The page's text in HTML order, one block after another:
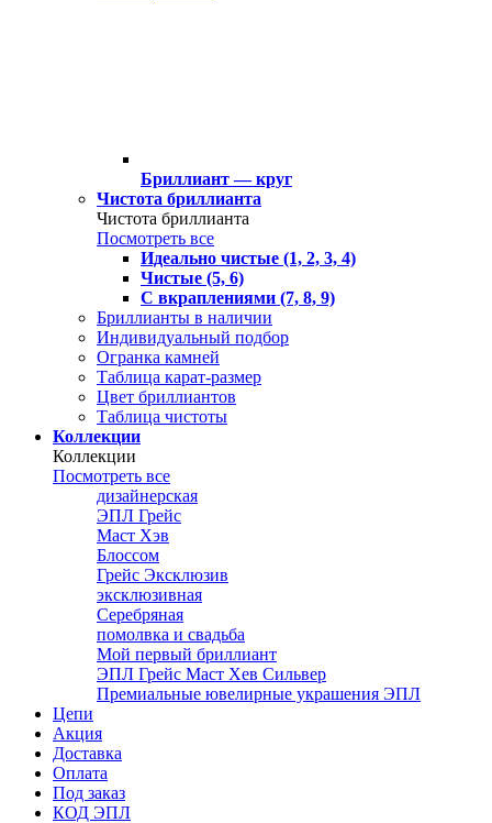
Бриллиант — круг
Чистота бриллианта
Чистота бриллианта
Посмотреть все
Идеально чистые (1, 2, 3, 4)
Чистые (5, 6)
С вкраплениями (7, 8, 9)
Бриллианты в наличии
Индивидуальный подбор
Огранка камней
Таблица карат-размер
Цвет бриллиантов
Таблица чистоты
Коллекции
Коллекции
Посмотреть все
дизайнерская
ЭПЛ Грейс
Маст Хэв
Блоссом
Грейс Эксклюзив
эксклюзивная
Серебряная
помолвка и свадьба
Мой первый бриллиант
ЭПЛ Грейс Маст Хев Сильвер
Премиальные ювелирные украшения ЭПЛ
Цепи
Акция
Доставка
Оплата
Под заказ
КОД ЭПЛ